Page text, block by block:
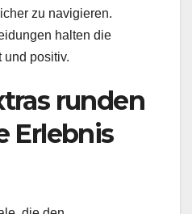
zu navigieren.
halten die
und positiv.
runden
Erlebnis